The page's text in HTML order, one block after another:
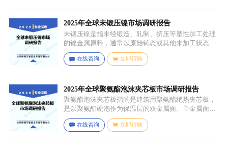
先进行皂化反应得到脂肪酸盐，再经过酸化、酯化等
一系列反应，将甘油与油酸结合，并引入 PCA 基团，
从而得到 PCA 甘油油酸酯。
2025年全球未锻压镍市场调研报告
未锻压镍是指未经锻造、轧制、挤压等塑性加工处理
的镍金属原料，通常以原始铸态或其他未加工状态存
在，一般为块状、锭状、粒状或其他铸造成型的原始
形态，表面可能保留铸造过程中形成的粗糙纹理或缺
力学性能，质地较脆且强度较低。
在线咨询 立即订购
2025年全球聚氨酯泡沫夹芯板市场调研报告
聚氨酯泡沫夹芯板指的是建筑用聚氨酯绝热夹芯板，
是以聚氨酯硬泡作为保温层的双金属面、单金属面或
非金属面复合板材。
在线咨询 立即订购